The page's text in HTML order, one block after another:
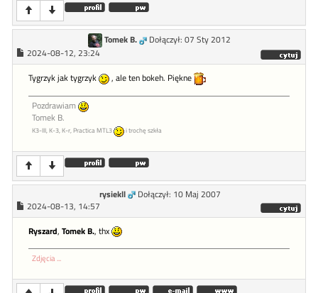
Tomek B.
Dołączył: 07 Sty 2012
2024-08-12, 23:24
Tygrzyk jak tygrzyk
, ale ten bokeh. Piękne
Pozdrawiam
Tomek B.
K3-III, K-3, K-r, Practica MTL3 i trochę szkła
rysiekll
Dołączył: 10 Maj 2007
2024-08-13, 14:57
Ryszard, Tomek B., thx
Zdjęcia ...